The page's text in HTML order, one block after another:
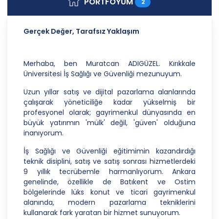
Danışmanlık Hizmetleri A.Ş.; kişisel verilerin
işlenmesi faaliyetleri kapsamında hukuka ve
yükümlüdür. Bu kapsamda, orantılılık gereklilikleri
2. Kişisel Verilerin Doğru ve Gerektiğinde
CB Gayrimenkul Franchising Pazarlama ve
Danışmanlık Hizmetleri A.Ş.; kişisel veri sahiplerinin
temel haklarını ve kendi meşru menfaatlerini
dikkate alarak işlediği kişisel verilerin doğru ve
gerekli tedbirleri almak için gerekli sistemleri
kurmakla yükümlüdür.
3. Belirli, Açık ve Meşru Amaçlarla İşleme
CB Gayrimenkul Franchising Pazarlama ve
Danışmanlık Hizmetleri A.Ş.; kişisel verilerin hangi
Gerçek Değer, Tarafsız Yaklaşım
Merhaba, ben Muratcan ADIGÜZEL. Kırıkkale
Üniversitesi İş Sağlığı ve Güvenliği mezunuyum.
Uzun yıllar satış ve dijital pazarlama alanlarında
çalışarak yöneticiliğe kadar yükselmiş bir
profesyonel olarak; gayrimenkul dünyasında en
büyük yatırımın 'mülk' değil, 'güven' olduğuna
inanıyorum.
İş Sağlığı ve Güvenliği eğitimimin kazandırdığı
teknik disiplini, satış ve satış sonrası hizmetlerdeki
9 yıllık tecrübemle harmanlıyorum. Ankara
genelinde, özellikle de Batıkent ve Ostim
bölgelerinde lüks konut ve ticari gayrimenkul
alanında, modern pazarlama tekniklerini
kullanarak fark yaratan bir hizmet sunuyorum.